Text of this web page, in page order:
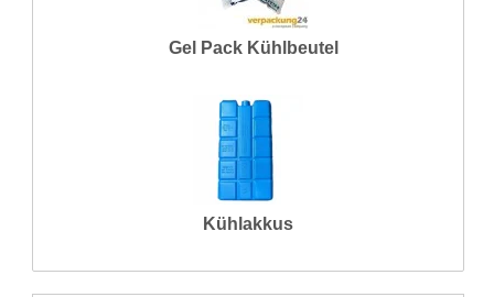
Gel Pack Kühlbeutel
Kühlakkus